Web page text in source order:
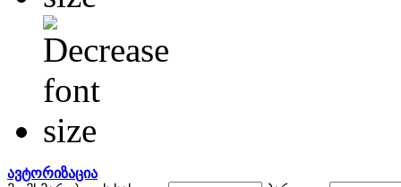
ავტორიზაცია